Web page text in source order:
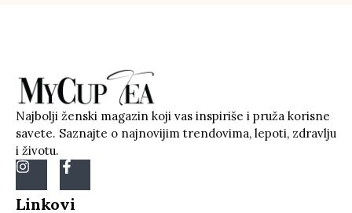
Najbolji ženski magazin koji vas inspiriše i pruža korisne
savete. Saznajte o najnovijim trendovima, lepoti, zdravlju
i životu.
Linkovi